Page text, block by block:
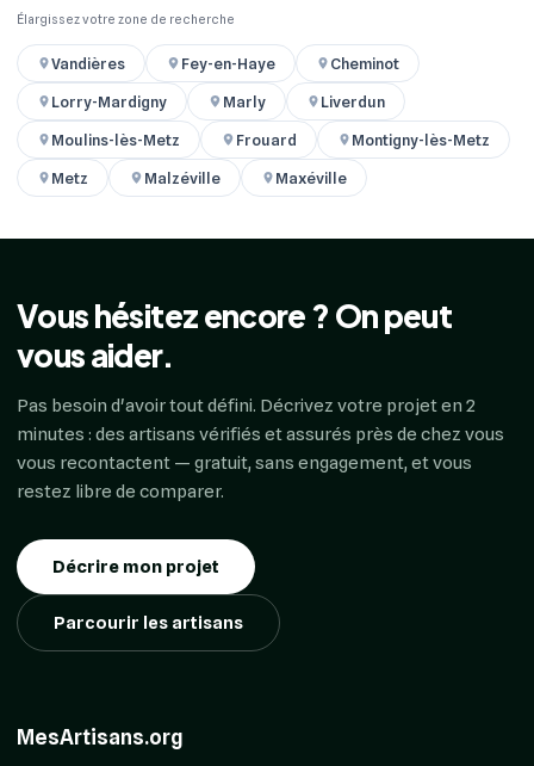
Élargissez votre zone de recherche
Vandières Fey-en-Haye
Cheminot
Lorry-Mardigny
Marly
Liverdun
Moulins-lès-Metz
Frouard
Montigny-lès-Metz
Metz
Malzéville Maxéville
Vous hésitez encore ? On peut
vous aider.
Pas besoin d'avoir tout défini. Décrivez votre projet en 2
minutes : des artisans vérifiés et assurés près de chez vous
vous recontactent — gratuit, sans engagement, et vous
restez libre de comparer.
Décrire mon projet
Parcourir les artisans
MesArtisans.org